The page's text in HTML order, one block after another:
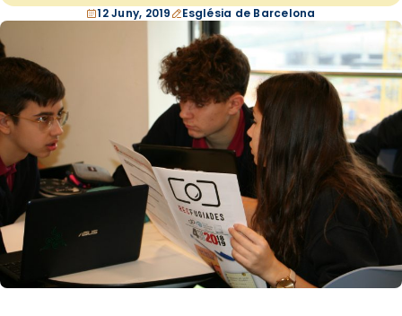
12 Juny, 2019 Església de Barcelona